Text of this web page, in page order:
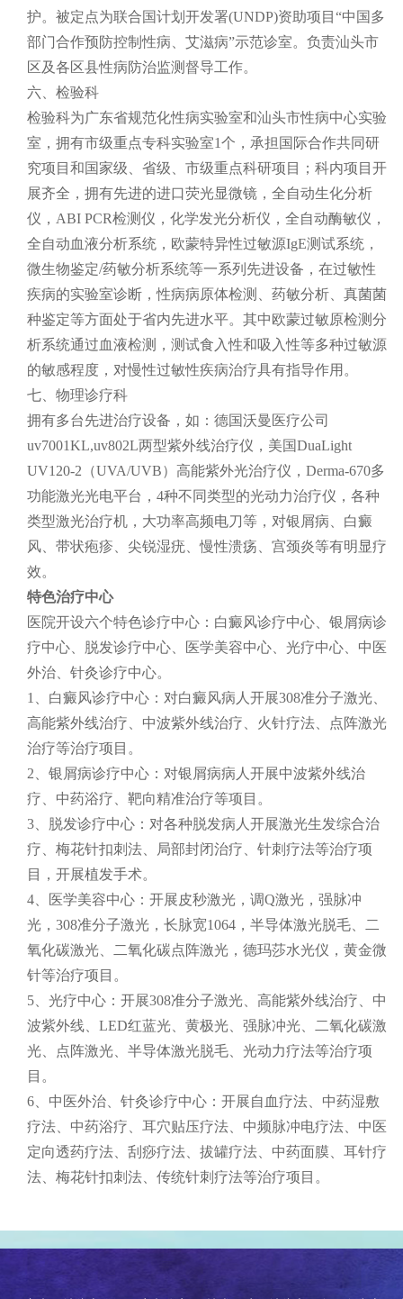
护。被定点为联合国计划开发署(UNDP)资助项目“中国多
部门合作预防控制性病、艾滋病”示范诊室。负责汕头市
区及各区县性病防治监测督导工作。
六、检验科
检验科为广东省规范化性病实验室和汕头市性病中心实验
室，拥有市级重点专科实验室1个，承担国际合作共同研
究项目和国家级、省级、市级重点科研项目；科内项目开
展齐全，拥有先进的进口荧光显微镜，全自动生化分析
仪，ABI PCR检测仪，化学发光分析仪，全自动酶敏仪，
全自动血液分析系统，欧蒙特异性过敏源IgE测试系统，
微生物鉴定/药敏分析系统等一系列先进设备，在过敏性
疾病的实验室诊断，性病病原体检测、药敏分析、真菌菌
种鉴定等方面处于省内先进水平。其中欧蒙过敏原检测分
析系统通过血液检测，测试食入性和吸入性等多种过敏源
的敏感程度，对慢性过敏性疾病治疗具有指导作用。
七、物理诊疗科
拥有多台先进治疗设备，如：德国沃曼医疗公司
uv7001KL,uv802L两型紫外线治疗仪，美国DuaLight
UV120-2（UVA/UVB）高能紫外光治疗仪，Derma-670多
功能激光光电平台，4种不同类型的光动力治疗仪，各种
类型激光治疗机，大功率高频电刀等，对银屑病、白癜
风、带状疱疹、尖锐湿疣、慢性溃疡、宫颈炎等有明显疗
效。
特色治疗中心
医院开设六个特色诊疗中心：白癜风诊疗中心、银屑病诊
疗中心、脱发诊疗中心、医学美容中心、光疗中心、中医
外治、针灸诊疗中心。
1、白癜风诊疗中心：对白癜风病人开展308准分子激光、
高能紫外线治疗、中波紫外线治疗、火针疗法、点阵激光
治疗等治疗项目。
2、银屑病诊疗中心：对银屑病病人开展中波紫外线治
疗、中药浴疗、靶向精准治疗等项目。
3、脱发诊疗中心：对各种脱发病人开展激光生发综合治
疗、梅花针扣刺法、局部封闭治疗、针刺疗法等治疗项
目，开展植发手术。
4、医学美容中心：开展皮秒激光，调Q激光，强脉冲
光，308准分子激光，长脉宽1064，半导体激光脱毛、二
氧化碳激光、二氧化碳点阵激光，德玛莎水光仪，黄金微
针等治疗项目。
5、光疗中心：开展308准分子激光、高能紫外线治疗、中
波紫外线、LED红蓝光、黄极光、强脉冲光、二氧化碳激
光、点阵激光、半导体激光脱毛、光动力疗法等治疗项
目。
6、中医外治、针灸诊疗中心：开展自血疗法、中药湿敷
疗法、中药浴疗、耳穴贴压疗法、中频脉冲电疗法、中医
定向透药疗法、刮痧疗法、拔罐疗法、中药面膜、耳针疗
法、梅花针扣刺法、传统针刺疗法等治疗项目。